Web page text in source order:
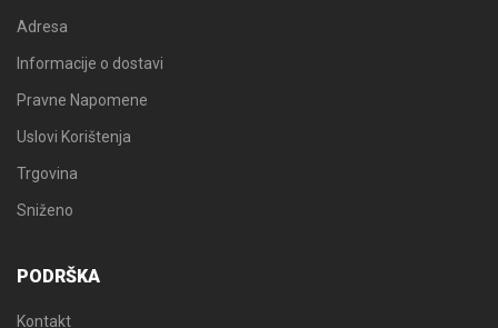
Adresa
Informacije o dostavi
Pravne Napomene
Uslovi Korištenja
Trgovina
Sniženo
PODRŠKA
Kontakt